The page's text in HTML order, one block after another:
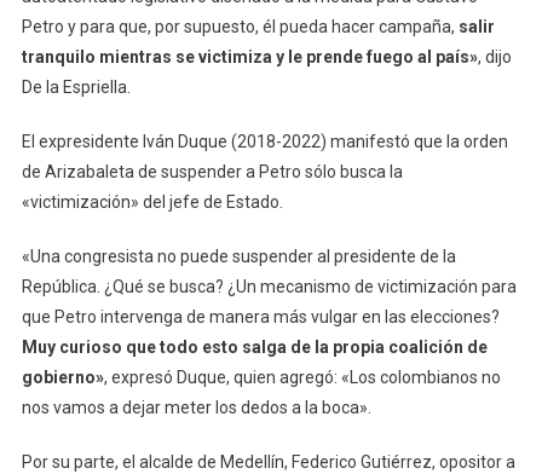
Petro y para que, por supuesto, él pueda hacer campaña, salir
tranquilo mientras se victimiza y le prende fuego al país», dijo
De la Espriella.
El expresidente Iván Duque (2018-2022) manifestó que la orden
de Arizabaleta de suspender a Petro sólo busca la
«victimización» del jefe de Estado.
«Una congresista no puede suspender al presidente de la
República. ¿Qué se busca? ¿Un mecanismo de victimización para
que Petro intervenga de manera más vulgar en las elecciones?
Muy curioso que todo esto salga de la propia coalición de
gobierno», expresó Duque, quien agregó: «Los colombianos no
nos vamos a dejar meter los dedos a la boca».
Por su parte, el alcalde de Medellín, Federico Gutiérrez, opositor a